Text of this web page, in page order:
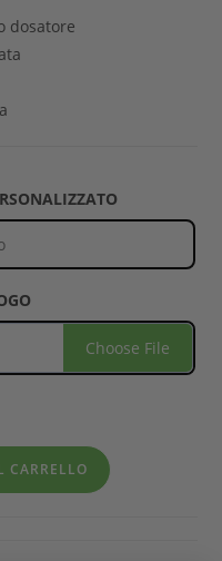
dosatore
Choose File
CARRELLO